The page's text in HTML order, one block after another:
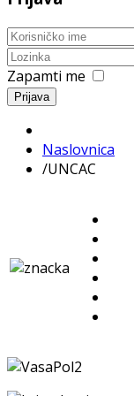
Zapamti me
Prijava
Naslovnica
/UNCAC